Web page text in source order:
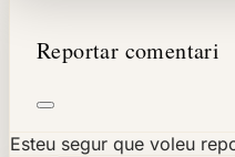
Reportar comentari
Esteu segur que voleu